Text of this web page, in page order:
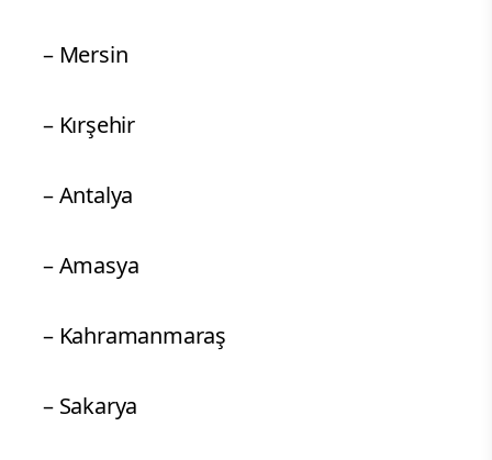
– Mersin
– Kırşehir
– Antalya
– Amasya
– Kahramanmaraş
– Sakarya